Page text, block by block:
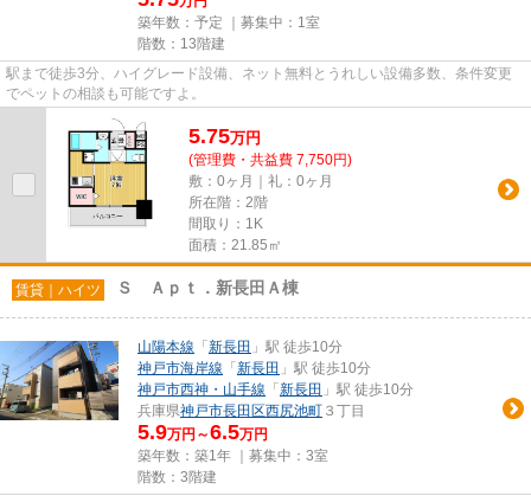
築年数：予定 ｜募集中： 1室
階数：13階建
駅まで徒歩3分、ハイグレード設備、ネット無料とうれしい設備多数、条件変更
でペットの相談も可能ですよ。
5.75万円
(管理費・共益費 7,750円)
敷：0ヶ月｜礼：0ヶ月
所在階：2階
間取り：1K
面積：21.85㎡
賃貸｜ハイツ Ｓ Ａｐｔ．新長田Ａ棟
山陽本線 「 新長田 」駅 徒歩10分
神戸市海岸線 「 新長田 」駅 徒歩10分
神戸市西神・山手線 「 新長田 」駅 徒歩10分
兵庫県神戸市長田区西尻池町 ３丁目
5.9万円～6.5万円
築年数：築1年 ｜募集中： 3室
階数：3階建